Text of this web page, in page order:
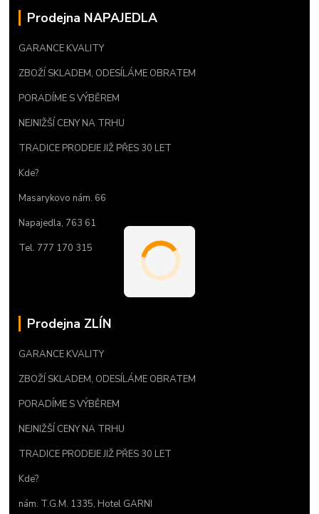
Prodejna NAPAJEDLA
GARANCE KVALITY
ZBOŽÍ SKLADEM, ODESÍLÁME OBRATEM
PORADÍME S VÝBĚREM
NEJNIŽŠÍ CENY NA TRHU
TRADICE PRODEJE JIŽ PŘES 30 LET
Kde?
Masarykovo nám. 66
Napajedla, 763 61
Tel. 777 170 315
Prodejna ZLÍN
GARANCE KVALITY
ZBOŽÍ SKLADEM, ODESÍLÁME OBRATEM
PORADÍME S VÝBĚREM
NEJNIŽŠÍ CENY NA TRHU
TRADICE PRODEJE JIŽ PŘES 30 LET
Kde?
nám. T.G.M. 1335, Hotel GARNI